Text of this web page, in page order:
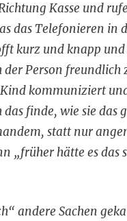
Kasse und
das Telefonieren in
kurz und knapp
der Person
kommuniziert
finde, wie sie das
statt nur
„früher hätte es das
andere Sachen